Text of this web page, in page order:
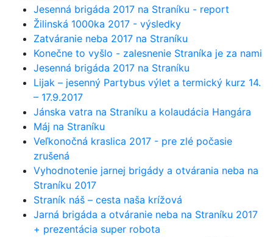
Jesenná brigáda 2017 na Straníku - report
Žilinská 1000ka 2017 - výsledky
Zatváranie neba 2017 na Straníku
Konečne to vyšlo - zalesnenie Straníka je za nami
Jesenná brigáda 2017 na Straníku
Lijak – jesenný Partybus výlet a termický kurz 14.
– 17.9.2017
Jánska vatra na Straníku a kolaudácia Hangára
Máj na Straníku
Veľkonočná kraslica 2017 - pre zlé počasie
zrušená
Vyhodnotenie jarnej brigády a otvárania neba na
Straníku 2017
Straník náš – cesta naša krížová
Jarná brigáda a otváranie neba na Straníku 2017
+ prezentácia super robota